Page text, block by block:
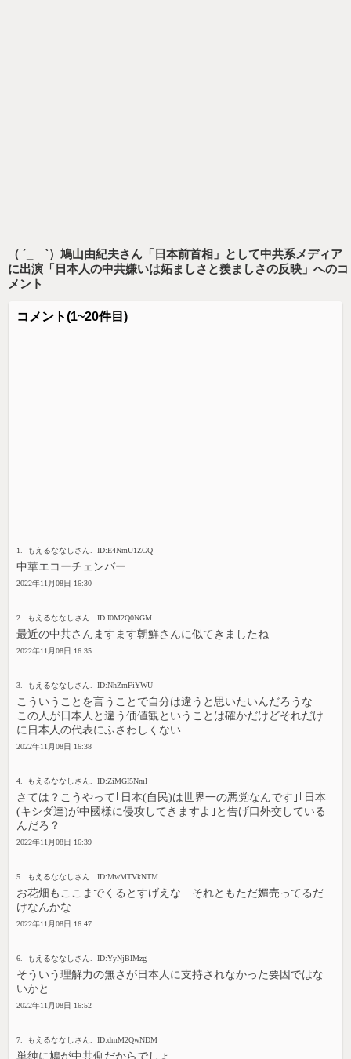
（ ´_ゝ`）鳩山由紀夫さん「日本前首相」として中共系メディア
に出演「日本人の中共嫌いは妬ましさと羨ましさの反映」 へのコ
メント
コメント(1~20件目)
1. もえるななしさん. ID:E4NmU1ZGQ
中華エコーチェンバー
2022年11月08日 16:30
2. もえるななしさん. ID:I0M2Q0NGM
最近の中共さんますます朝鮮さんに似てきましたね
2022年11月08日 16:35
3. もえるななしさん. ID:NhZmFiYWU
こういうことを言うことで自分は違うと思いたいんだろうな
この人が日本人と違う価値観ということは確かだけどそれだけ
に日本人の代表にふさわしくない
2022年11月08日 16:38
4. もえるななしさん. ID:ZiMGI5NmI
さては？こうやって｢日本(自民)は世界一の悪党なんです｣｢日本
(キシダ達)が中國様に侵攻してきますよ｣と告げ口外交している
んだろ？
2022年11月08日 16:39
5. もえるななしさん. ID:MwMTVkNTM
お花畑もここまでくるとすげえな それともただ媚売ってるだ
けなんかな
2022年11月08日 16:47
6. もえるななしさん. ID:YyNjBlMzg
そういう理解力の無さが日本人に支持されなかった要因ではな
いかと
2022年11月08日 16:52
7. もえるななしさん. ID:dmM2QwNDM
単純に鳩が中共側だからでしょ